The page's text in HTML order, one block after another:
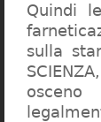
Quindi
sulla
osceno